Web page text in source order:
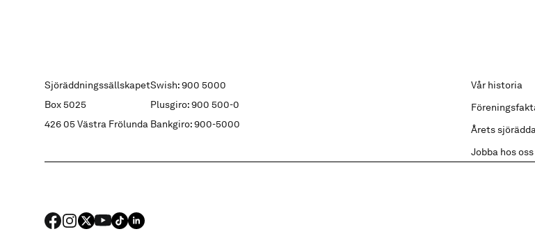
Sjöräddningssällskapet
Box 5025
426 05 Västra Frölunda
Swish: 900 5000
Plusgiro: 900 500-0
Bankgiro: 900-5000
Vår historia
Årets
Jobba hos oss
FACEBOOK
Instagram
X YouTube
TIKTOKLINKED IN